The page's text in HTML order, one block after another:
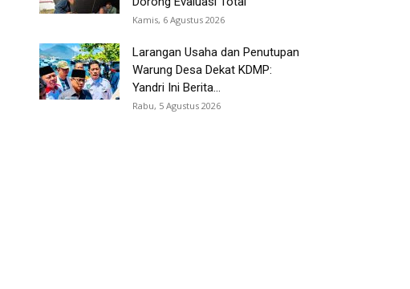
Kamis, 6 Agustus 2026
Larangan Usaha dan Penutupan
Warung Desa Dekat KDMP:
Yandri Ini Berita...
Rabu, 5 Agustus 2026